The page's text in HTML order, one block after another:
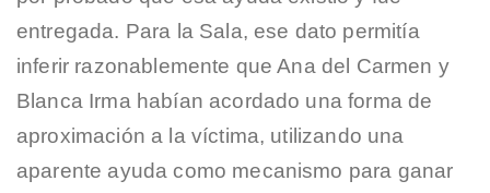
entregada. Para la Sala, ese dato permitía
inferir razonablemente que Ana del Carmen y
Blanca Irma habían acordado una forma de
aproximación a la víctima, utilizando una
aparente ayuda como mecanismo para ganar